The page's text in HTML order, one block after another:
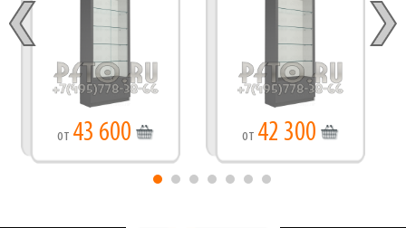
от 43 600 от 42 300